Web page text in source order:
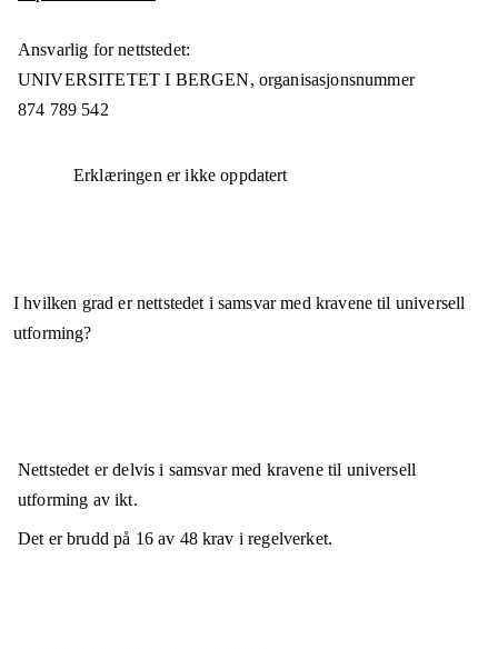
Ansvarlig for nettstedet:
UNIVERSITETET I BERGEN, organisasjonsnummer
874 789 542
Erklæringen er ikke oppdatert
I hvilken grad er nettstedet i samsvar med kravene til universell
utforming?
Nettstedet erdelvis i samsvarmed kravene til universell
utforming av ikt.
Det er brudd på 16av 48krav i regelverket.